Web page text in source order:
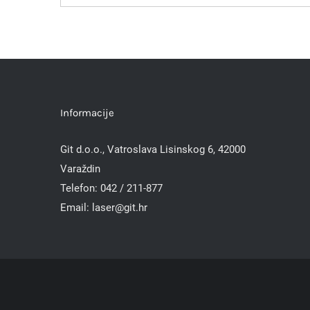
Informacije
Git d.o.o., Vatroslava Lisinskog 6, 42000
Varaždin
Telefon: 042 / 211-877
Email: laser@git.hr